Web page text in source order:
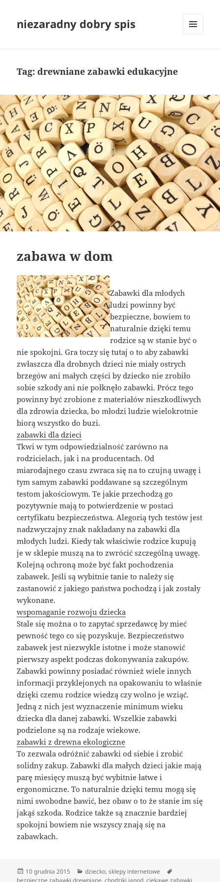
niezaradny dobry spis
Tag:drewniane zabawki edukacyjne
zabawa w dom
Zabawki dla młodych
ludzi powinny być
bezpieczne, bowiem to
naturalnie dzięki temu
rodzice są w stanie być o
nie spokojni. Gra toczy się tutaj o to aby zabawki
zwłaszcza dla drobnych dzieci nie miały ostrych
brzegów ani małych części by dziecko nie zrobiło
sobie szkody ani nie połknęło zabawki. Prócz tego
powinny być zrobione z materiałów nieszkodliwych
dla zdrowia dziecka, bo młodzi ludzie wielokrotnie
biorą wszystko do buzi.
zabawki dla dzieci
Tkwi w tym odpowiedzialność zarówno na
rodzicielach, jak i na producentach. Od
miarodajnego czasu zwraca się na to czujną uwagę i
tym samym zabawki poddawane są szczególnym
testom jakościowym. Te jakie przechodzą go
pozytywnie mają to potwierdzenie w postaci
certyfikatu bezpieczeństwa. Alegorią tych testów jest
nadzwyczajny znak nakładany na zabawki dla
młodych ludzi. Kiedy tak właściwie rodzice kupują
je w sklepie muszą na to zwrócić szczególną uwagę.
Kolejną ochroną może być fakt pochodzenia
zabawek. Jeśli są wybitnie tanie to należy się
zastanowić z jakiego państwa pochodzą i jak zostały
wykonane.
wspomaganie rozwoju dziecka
Stale się można o to zapytać sprzedawcę by mieć
pewność tego co się pozyskuje. Bezpieczeństwo
zabawek jest niezwykle istotne i może stanowić
pierwszy aspekt podczas dokonywania zakupów.
Zabawki powinny posiadać również wiele innych
informacji przyklejonych na opakowaniu to właśnie
dzięki czemu rodzice wiedzą czy wolno je wziąć.
Jedną z nich jest wyznaczenie minimum wieku
dziecka dla danej zabawki. Wszelkie zabawki
podzielone są na rodzaje wiekowe.
zabawki z drewna ekologiczne
To zezwala odróżnić zabawki od siebie i zrobić
solidny zakup. Zabawki dla małych dzieci jakie mają
parę miesięcy muszą być wybitnie łatwe i
ergonomiczne. To naturalnie dzięki temu mogą się
nimi swobodne bawić, bez obaw o to że stanie im się
jakąś szkoda. Rodzice także są znacznie bardziej
spokojni bowiem nie wszyscy znają się na
zabawkach.
Data
publikacji
10 grudnia 2015 Kategorie
dziecko,sklepy internetowe